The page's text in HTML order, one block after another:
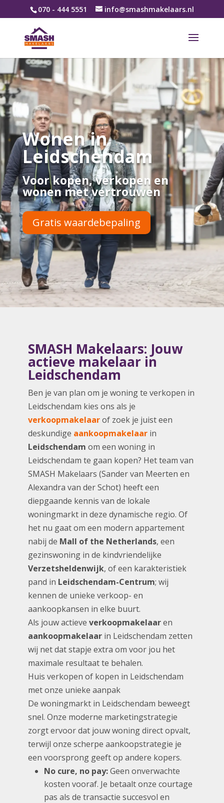
070 - 444 5551 info@smashmakelaars.nl
Wonen in
Leidschendam
Voor kopen, verkopen en
wonen met vertrouwen
Gratis waardebepaling
SMASH Makelaars: Jouw
actieve makelaar in
Leidschendam
Ben je van plan om je woning te verkopen in
Leidschendam kies ons als je
verkoopmakelaarof zoek je juist een
deskundige aankoopmakelaar in
Leidschendamom een woning in
Leidschendam te gaan kopen? Het team van
SMASH Makelaars (Sander van Meerten en
Alexandra van der Schot) heeft een
diepgaande kennis van de lokale
woningmarkt in deze dynamische regio. Of
het nu gaat om een modern appartement
nabij de Mall of the Netherlands, een
gezinswoning in de kindvriendelijke
Verzetsheldenwijk, of een karakteristiek
pand in Leidschendam-Centrum; wij
kennen de unieke verkoop- en
aankoopkansen in elke buurt.
Als jouw actieveverkoopmakelaaren
aankoopmakelaar in Leidschendam zetten
wij net dat stapje extra om voor jou het
maximale resultaat te behalen.
Huis verkopen of kopen in Leidschendam
met onze unieke aanpak
De woningmarkt in Leidschendam beweegt
snel. Onze moderne marketingstrategie
zorgt ervoor dat jouw woning direct opvalt,
terwijl onze scherpe aankoopstrategie je
een voorsprong geeft op andere kopers.
No cure, no pay:Geen onverwachte
kosten vooraf. Je betaalt onze courtage
pas als de transactie succesvol en